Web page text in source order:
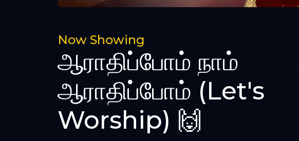
Now Showing
ஆராதிப்போம் நாம்
ஆராதிப்போம் (Let's
Worship) 🙌